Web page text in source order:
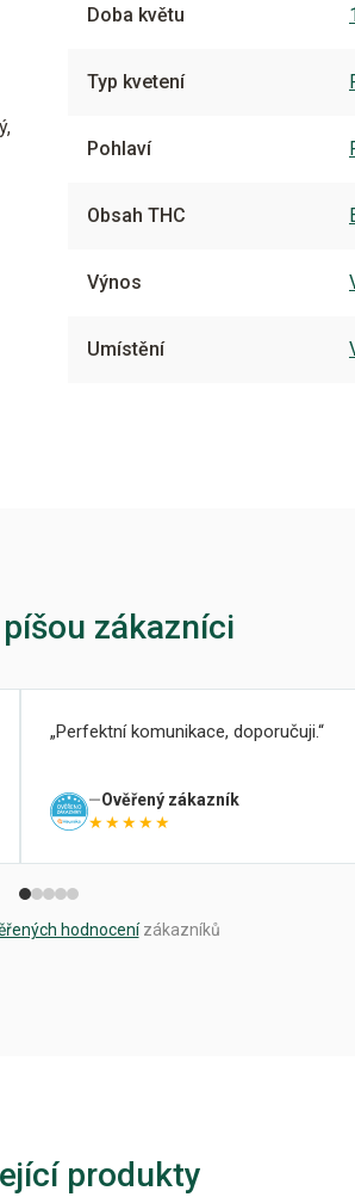
Doba květu
Typ kvetení
Pohlaví
Obsah THC
Výnos
Umístění
zákazníci
Perfektní komunikace, doporučuji.
Ověřený zákazník
★★★★★
hodnocenízákazníků
produkty